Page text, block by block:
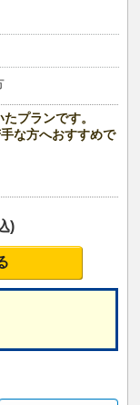
プランです。
な方へおすすめで
)